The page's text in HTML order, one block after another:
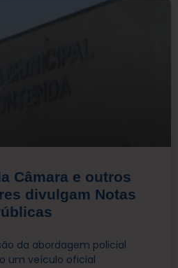
Câmara e outros
divulgam Notas
da abordagem policial
um veículo oficial